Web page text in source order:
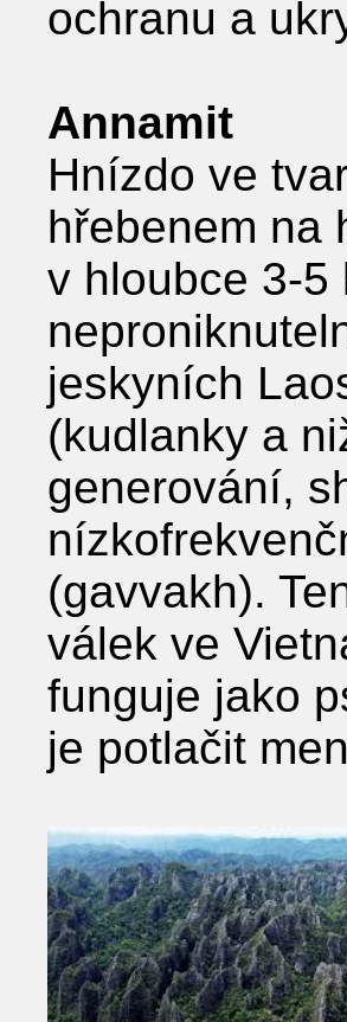
ochranu a
Annamit
Hnízdo ve
hřebenem na
v hloubce 3-5
jeskyních
(kudlanky a
generování,
(gavvakh).
válek ve
funguje jako
je potlačit